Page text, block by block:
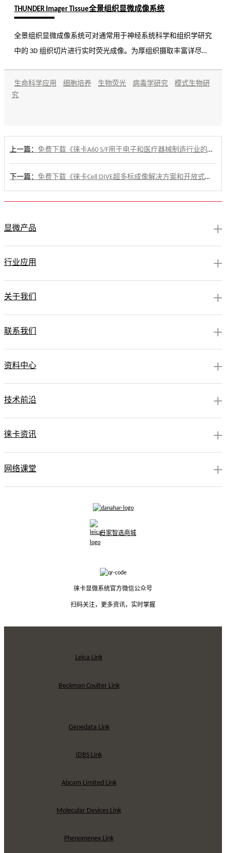
THUNDER Imager Tissue全景组织显微成像系统
全景组织显微成像系统可对通常用于神经系统科学和组织学研究
中的 3D 组织切片进行实时荧光成像。为厚组织摄取丰富详尽且
Clearing，即使是组织深处的细微结构也能解析。对脑切片中的
神经元轴突和树突等详细形态结构进行成像。即使是厚组织切
生命科学应用 细胞培养 生物荧光 病毒学研究
模式生物研
究
上一篇： 免费下载《徕卡A60 S/F用于电子和医疗器械制造行业的体视显微镜样本》
下一篇： 免费下载《徕卡Cell DIVE超多标成像解决方案和开放式样品架样本》
显微产品
行业应用
关于我们
联系我们
资料中心
技术前沿
徕卡资讯
网络课堂
丹家智选商城
徕卡显微系统官方微信公众号
扫码关注，更多资讯，实时掌握
Leica Link
Beckman Coulter Link
Genedata Link
IDBS Link
Abcam Limited Link
Molecular Devices Link
Phenomenex Link